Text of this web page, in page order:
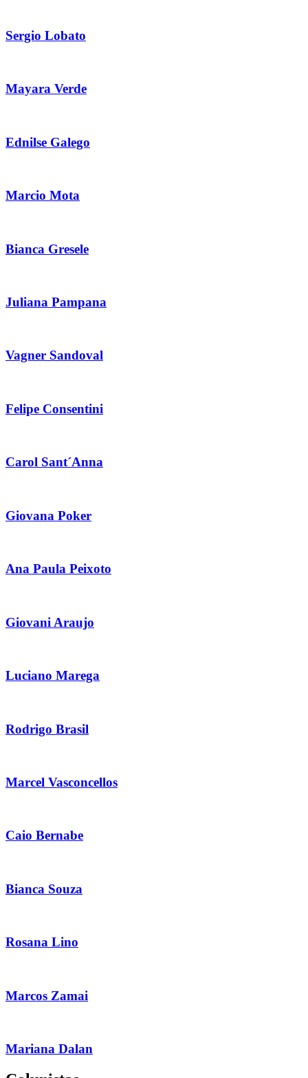
Sergio Lobato
Mayara Verde
Ednilse Galego
Marcio Mota
Bianca Gresele
Juliana Pampana
Vagner Sandoval
Felipe Consentini
Carol Sant´Anna
Giovana Poker
Ana Paula Peixoto
Giovani Araujo
Luciano Marega
Rodrigo Brasil
Marcel Vasconcellos
Caio Bernabe
Bianca Souza
Rosana Lino
Marcos Zamai
Mariana Dalan